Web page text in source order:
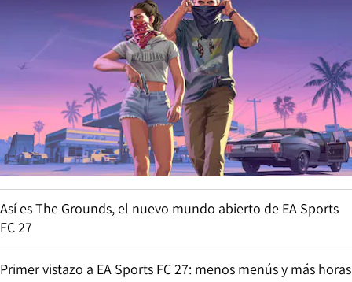
Así es The Grounds, el nuevo mundo abierto de EA Sports
FC 27
Primer vistazo a EA Sports FC 27: menos menús y más horas